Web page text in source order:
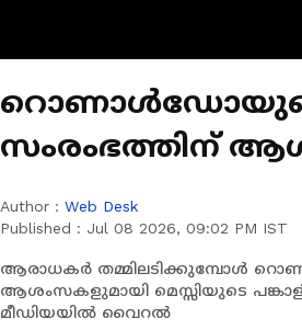
റൊണാൾഡോയുടെ
സംരംഭത്തിന്
Author : Web Desk
Published : Jul 08 2026, 09:02 PM IST
ആരാധകർ തമ്മിലടിക്കുമ്പോൾ
ആശംസകളുമായി മെസ്സിയുടെ
മീഡിയയിൽ വൈറൽ